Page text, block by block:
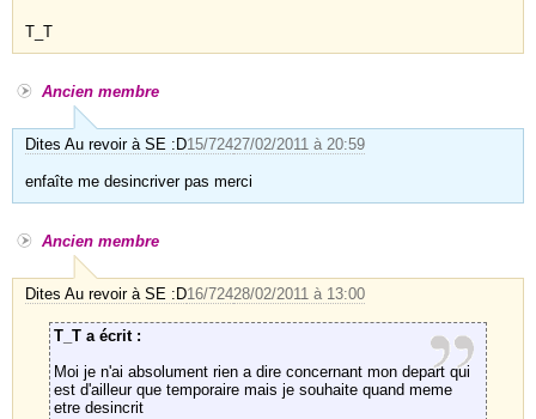
T_T
Ancien membre
Dites Au revoir à SE :D15/72427/02/2011 à 20:59
enfaîte me desincriver pas merci
Ancien membre
Dites Au revoir à SE :D16/72428/02/2011 à 13:00
T_T a écrit :
Moi je n'ai absolument rien a dire concernant mon depart qui
est d'ailleur que temporaire mais je souhaite quand meme
etre desincrit